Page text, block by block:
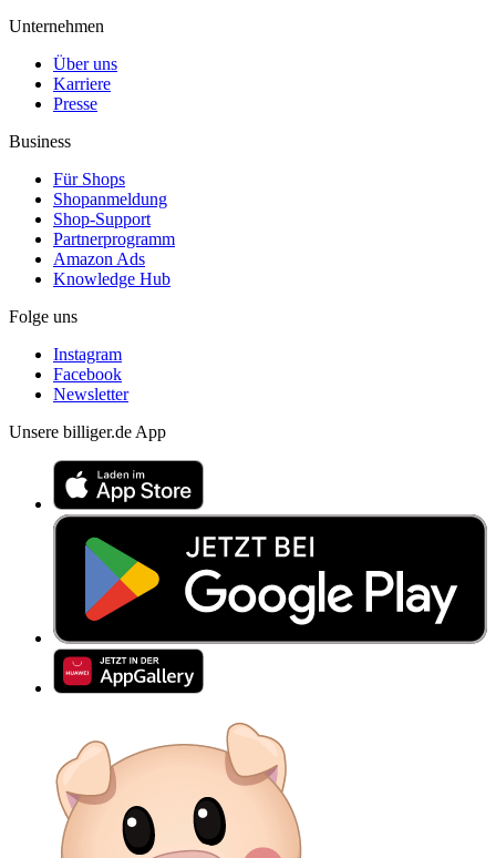
Unternehmen
Über uns
Karriere
Presse
Business
Für Shops
Shopanmeldung
Shop-Support
Partnerprogramm
Amazon Ads
Knowledge Hub
Folge uns
Instagram
Facebook
Newsletter
Unsere billiger.de App